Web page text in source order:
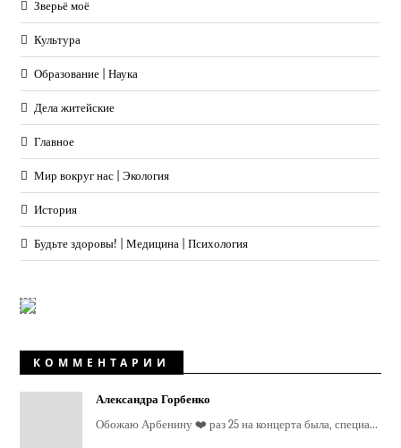
Зверьё моё
Культура
Образование | Наука
Дела житейские
Главное
Мир вокруг нас | Экология
История
Будьте здоровы! | Медицина | Психология
КОММЕНТАРИИ
Александра Горбенко
Обожаю Арбенину ❤️ раз 25 на концерта была, специа...